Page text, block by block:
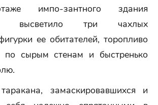
импо-зантного здания
высветило три чахлых
ее обитателей, торопливо
по сырым стенам и быстренько
замаскировавшихся и